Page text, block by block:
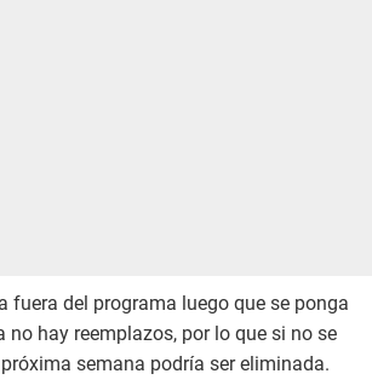
fuera del programa luego que se ponga
no hay reemplazos, por lo que si no se
semana podría ser eliminada.